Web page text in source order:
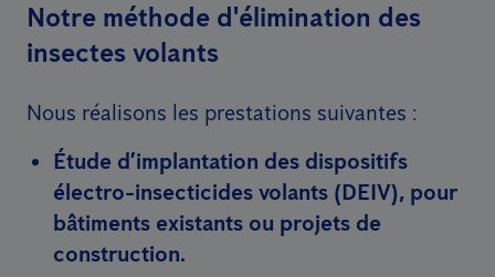
Notre méthode d'élimination des
insectes volants
Nous réalisons les prestations suivantes :
Étude d’implantation des dispositifs
électro-insecticides volants (DEIV), pour
bâtiments existants ou projets de
construction.